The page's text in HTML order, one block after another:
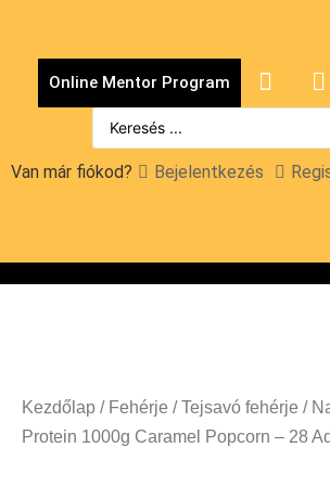
Online Mentor Program
Van már fiókod? Bejelentkezés
Kezdőlap / Fehérje /Tejsavó fehérje /
Protein 1000g Caramel Popcorn – 28